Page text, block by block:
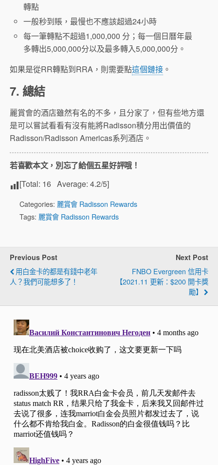
轉點
一般秒到賬，最慢也不應該超過24小時
每一筆轉點不超過1,000,000 分；每一個日曆年最
多轉出5,000,000分以及最多轉入5,000,000分。
如果是從RR轉點到RRA，則需要點這個鏈接 。
7. 總結
麗賞會的酒店雖然有名的不多，且分家了，但有些地方還
是可以嘗試看看有沒有能將Radisson積分用出價值的
Radisson/Radisson Americas系列酒店。
若喜歡本文，別忘了給個五星好評哦！
[Total: 16 Average: 4.2/5]
Categories: 麗賞會 Radisson Rewards
Tags: 麗賞會 Radisson Rewards
Previous Post
用白金卡的都是有錢中老年
人？我們可能想多了！
Next Post
FNBO Evergreen 信用卡
【2021.11 更新：$200 開卡獎
勵】